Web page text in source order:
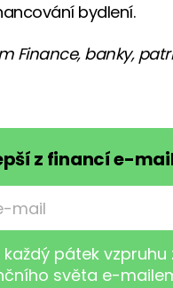
bydlení.
Finance, banky,
z financí e-
každý pátek vzpruhu
světa e-